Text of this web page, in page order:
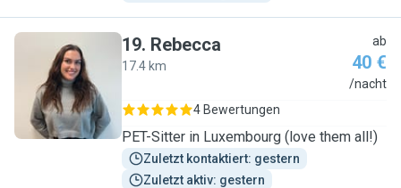
R
19. Rebecca
17.4 km
ab
40 €
/nacht
4 Bewertungen
PET-Sitter in Luxembourg (love them all!)
Zuletzt kontaktiert: gestern
Zuletzt aktiv: gestern